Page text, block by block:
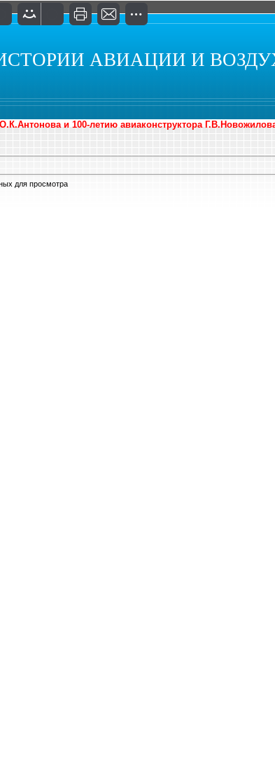
АВИАЦИИ И
и 100-летию авиаконструктора
для просмотра